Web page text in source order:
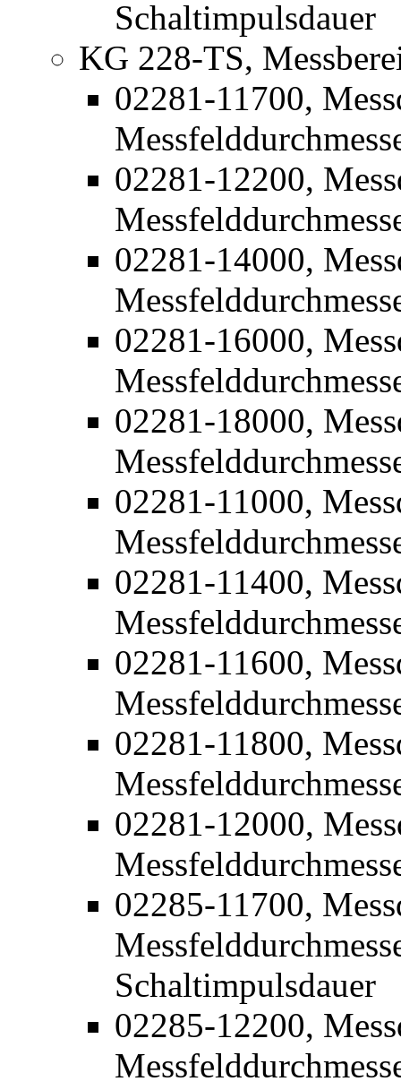
Schaltimpulsdauer
KG 228-TS,
02281-11700,
02281-12200,
02281-14000,
02281-16000,
02281-18000,
02281-11000,
02281-11400,
02281-11600,
02281-11800,
02281-12000,
02285-11700,
Schaltimpulsdauer
02285-12200,